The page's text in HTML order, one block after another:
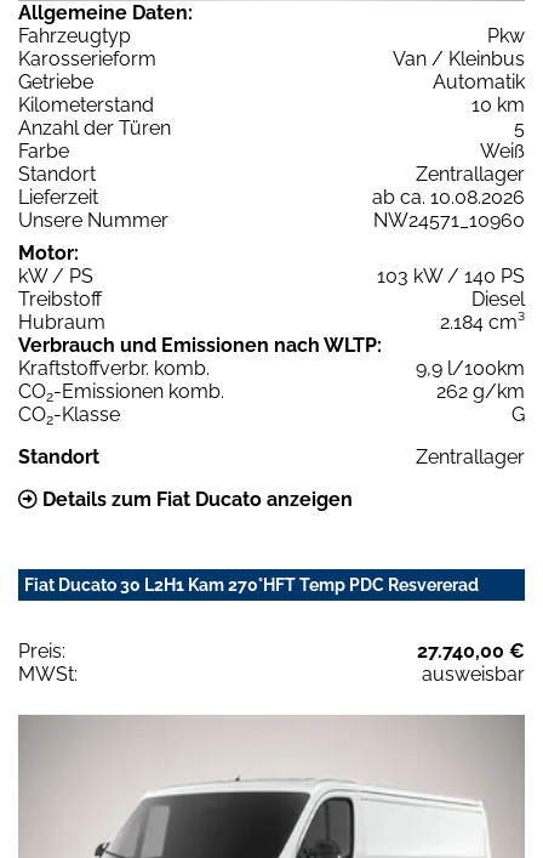
Allgemeine Daten:
Fahrzeugtyp
Pkw
Karosserieform
Van / Kleinbus
Getriebe
Automatik
Kilometerstand
10 km
Anzahl der Türen
5
Farbe
Weiß
Standort
Zentrallager
Lieferzeit
ab ca. 10.08.2026
Unsere Nummer
NW24571_10960
Motor:
kW / PS
103 kW / 140 PS
Treibstoff
Diesel
Hubraum
2.184 cm³
Verbrauch und Emissionen nach WLTP:
Kraftstoffverbr. komb.
9,9 l/100km
CO2-Emissionen komb.
262 g/km
CO2-Klasse
G
Standort
Zentrallager
Details zum Fiat Ducato anzeigen
Fiat Ducato 30 L2H1 Kam 270°HFT Temp PDC Resvererad
Preis:
27.740,00 €
MWSt:
ausweisbar